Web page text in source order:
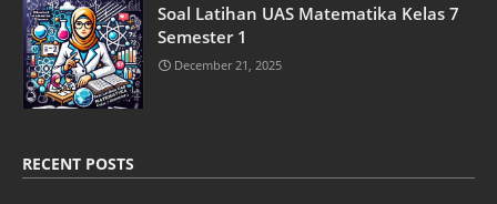
Soal Latihan UAS Matematika Kelas 7
Semester 1
December 21, 2025
RECENT POSTS